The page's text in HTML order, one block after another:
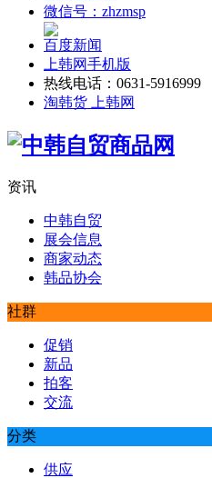
微信号：zhzmsp
百度新闻
上韩网手机版
热线电话：0631-5916999
淘韩货 上韩网
资讯
中韩自贸
展会信息
商家动态
韩品协会
社群
促销
新品
拍客
交流
分类
供应